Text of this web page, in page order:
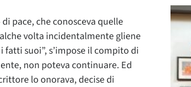
pace, che conosceva quelle
volta incidentalmente gliene
suoi”, s’impose il compito di
non poteva continuare. Ed
lo onorava, decise di